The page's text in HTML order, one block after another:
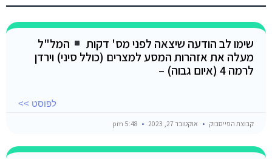
שימו לב הודעה שיצאה לפני מס' דקות
המל"ל
מעלה את אזהרות המסע למצרים (כולל סיני) וירדן
לרמה 4 (איום גבוה) –
לפוסט >>
קבוצת הפייסבוק אוקטובר 27, 2023